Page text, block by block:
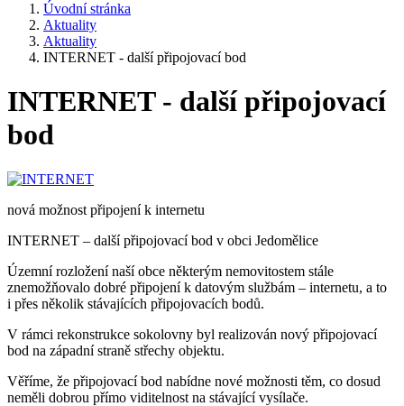
Úvodní stránka
Aktuality
Aktuality
INTERNET - další připojovací bod
INTERNET - další připojovací
bod
nová možnost připojení k internetu
INTERNET – další připojovací bod v obci Jedomělice
Územní rozložení naší obce některým nemovitostem stále
znemožňovalo dobré připojení k datovým službám – internetu, a to
i přes několik stávajících připojovacích bodů.
V rámci rekonstrukce sokolovny byl realizován nový připojovací
bod na západní straně střechy objektu.
Věříme, že připojovací bod nabídne nové možnosti těm, co dosud
neměli dobrou přímo viditelnost na stávající vysílače.